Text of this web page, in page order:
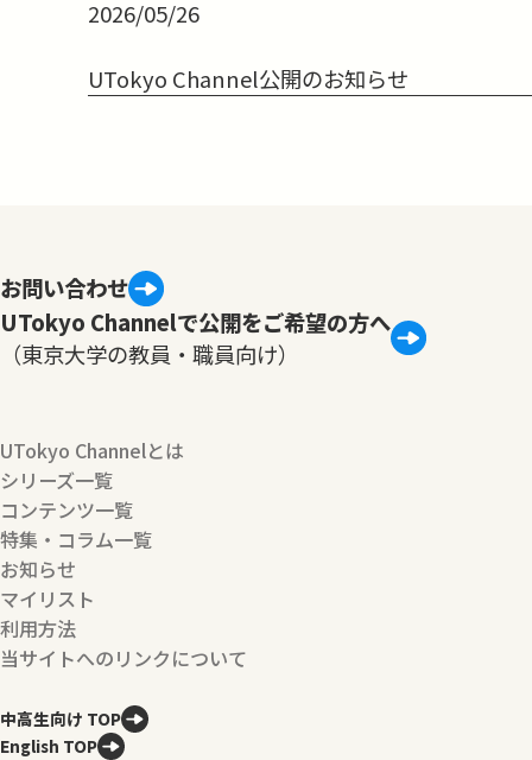
2026/05/26
UTokyo Channel公開のお知らせ
お問い合わせ
UTokyo Channelで公開をご希望の方へ
（東京大学の教員・職員向け）
UTokyo Channelとは
シリーズ一覧
コンテンツ一覧
特集・コラム一覧
お知らせ
マイリスト
利用方法
当サイトへのリンクについて
中高生向け TOP
English TOP